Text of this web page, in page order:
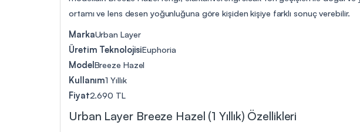
ortamı ve lens desen yoğunluğuna göre kişiden kişiye farklı sonuç verebilir.
MarkaUrban Layer
Üretim TeknolojisiEuphoria
ModelBreeze Hazel
Kullanım1 Yıllık
Fiyat2.690 TL
Urban Layer Breeze Hazel (1 Yıllık) Özellikleri